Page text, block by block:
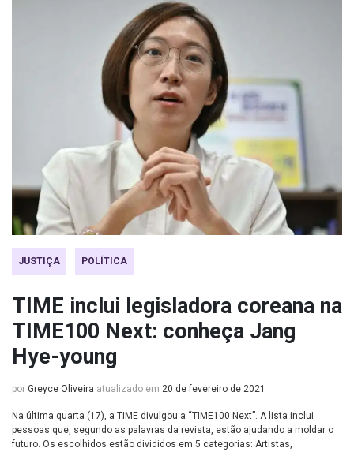
JUSTIÇA POLÍTICA
TIME inclui legisladora coreana na
TIME100 Next: conheça Jang
Hye-young
por Greyce Oliveira atualizado em 20 de fevereiro de 2021
Na última quarta (17), a TIME divulgou a “TIME100 Next”. A lista inclui
pessoas que, segundo as palavras da revista, estão ajudando a moldar o
futuro. Os escolhidos estão divididos em 5 categorias: Artistas,